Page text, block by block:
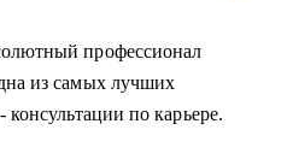
профессионал
из самых лучших
консультации по карьере.